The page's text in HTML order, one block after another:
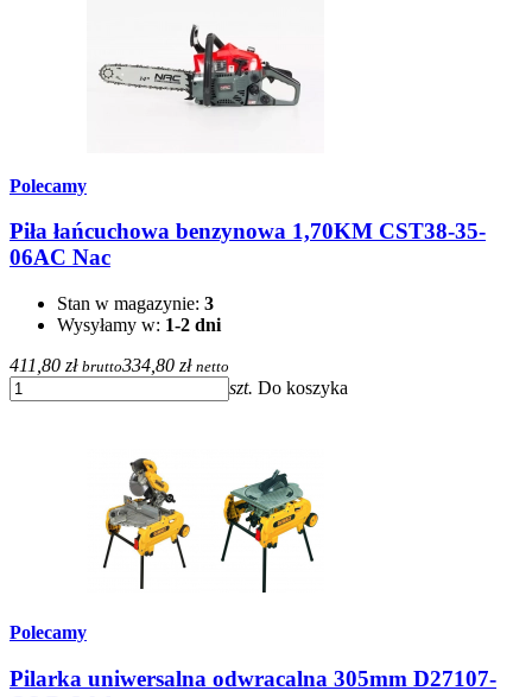
Polecamy
Piła łańcuchowa benzynowa 1,70KM CST38-35-
06AC Nac
Stan w magazynie: 3
Wysyłamy w: 1-2 dni
411,80 zł brutto334,80 zł netto
szt. Do koszyka
Polecamy
Pilarka uniwersalna odwracalna 305mm D27107-